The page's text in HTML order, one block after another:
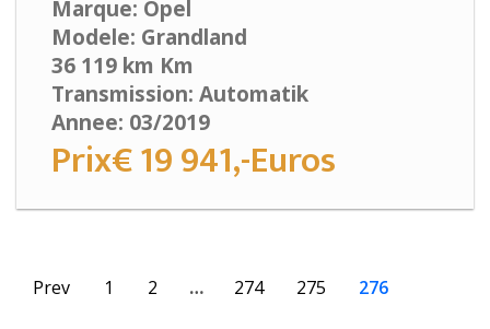
Marque: Opel
Modele: Grandland
36 119 km Km
Transmission: Automatik
Annee: 03/2019
Prix€ 19 941,-Euros
Prev 1 2 … 274 275 276